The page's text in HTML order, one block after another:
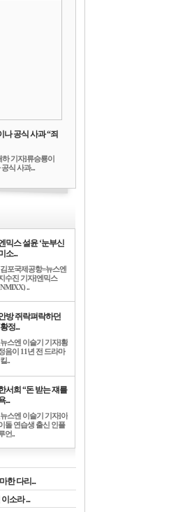
나 공식 사과 “죄
하 기자]류승룡이
식 사과...
믹스 설윤 ‘눈부신
소...
포국제공항=뉴스엔
수진 기자]엔믹스
..
방 쥐락펴락하던
황정...
스엔 이슬기 기자]황
음이 11년 전 드라마
킬..
서희 “돈 받는 쟤를
...
스엔 이슬기 기자]아
돌 연습생 출신 인플
언..
한 다리...
소라 ...